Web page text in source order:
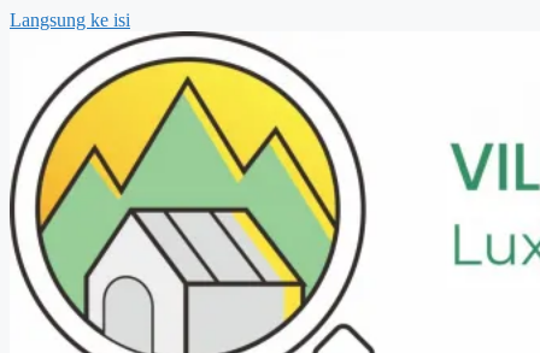
Langsung ke isi